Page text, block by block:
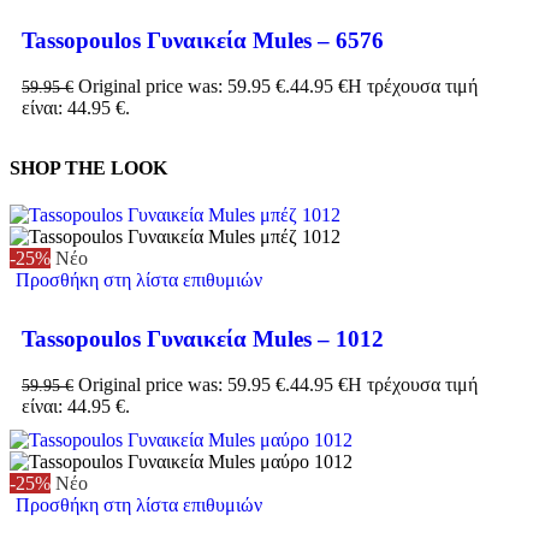
Tassopoulos Γυναικεία Mules – 6576
59.95€ Original price was: 59.95 €.44.95 €Η τρέχουσα τιμή
είναι: 44.95 €.
SHOP THE LOOK
-25% Νέο
Προσθήκη στη λίστα επιθυμιών
Tassopoulos Γυναικεία Mules – 1012
59.95€ Original price was: 59.95 €.44.95 €Η τρέχουσα τιμή
είναι: 44.95 €.
-25% Νέο
Προσθήκη στη λίστα επιθυμιών